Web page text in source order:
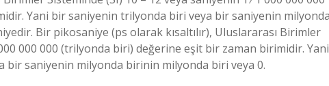
Yani bir saniyenin trilyonda biri veya bir saniyenin
Bir pikosaniye (ps olarak kısaltılır), Uluslararası Birimler
000 000 (trilyonda biri) değerine eşit bir zaman birimidir. Yani
saniyenin milyonda birinin milyonda biri veya 0.